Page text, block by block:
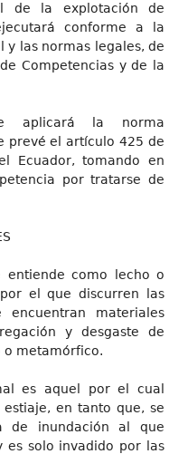
de la explotación de
conforme a la
las normas legales, de
Competencias y de la
aplicará la norma
prevé el artículo 425 de
Ecuador, tomando en
por tratarse de
como lecho o
el que discurren las
materiales
y desgaste de
o metamórfico.
es aquel por el cual
en tanto que, se
de inundación al que
es solo invadido por las